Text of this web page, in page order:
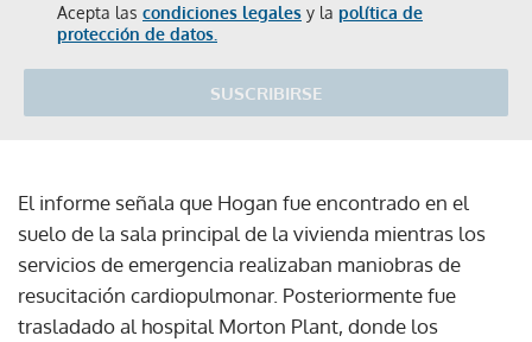
Acepta las condiciones legales y la política de
protección de datos.
SUSCRIBIRSE
El informe señala que Hogan fue encontrado en el
suelo de la sala principal de la vivienda mientras los
servicios de emergencia realizaban maniobras de
resucitación cardiopulmonar. Posteriormente fue
trasladado al hospital Morton Plant, donde los